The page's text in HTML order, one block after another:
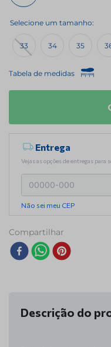
33 34 35
Tabela de medidas
Entrega
Vejas as opções de entregas para
Não sei meu CEP
Compartilhar
Descrição do